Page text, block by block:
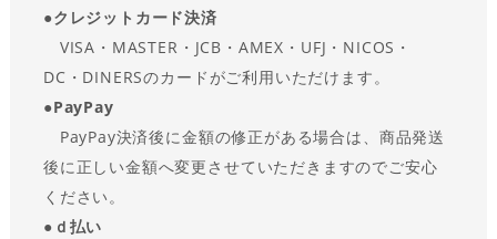
●クレジットカード決済
VISA・MASTER・JCB・AMEX・UFJ・NICOS・
DC・DINERSのカードがご利用いただけます。
●PayPay
PayPay決済後に金額の修正がある場合は、商品発送
後に正しい金額へ変更させていただきますのでご安心
ください。
●ｄ払い